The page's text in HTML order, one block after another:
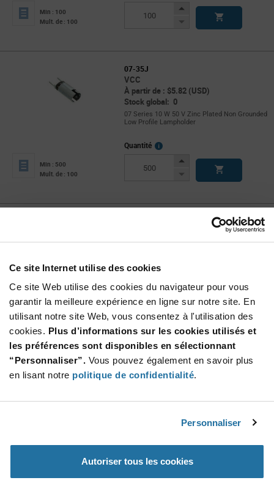
Ce site Internet utilise des cookies
Ce site Web utilise des cookies du navigateur pour vous
garantir la meilleure expérience en ligne sur notre site. En
utilisant notre site Web, vous consentez à l'utilisation des
cookies. Plus d’informations sur les cookies utilisés et
les préférences sont disponibles en sélectionnant
“Personnaliser”. Vous pouvez également en savoir plus
en lisant notre politique de confidentialité.
Personnaliser
Autoriser tous les cookies
Min : 100
Mult. de : 100
Increase
Decrease
07-35J
VCC
À partir de : $5.82 (USD)
Stock global: 0
07 Series 10 W 50 V Zinc Plated Non Grounded
Low Profile Lampholder
Min : 500
Mult. de : 100
Quantité
More
Increase
Decrease
À partir de : $3.91 (USD)
1030D Series Red 125 V Non-Relampable Neon
Min : 100
Mult. de : 100
Quantité
More
Info
Increase
Button
Decrease
1030QD1
1030QD Series Red 125 V Non-Relampable
Neon Indicator Light
Mult. de : 100
Info
Increase
Button
Decrease